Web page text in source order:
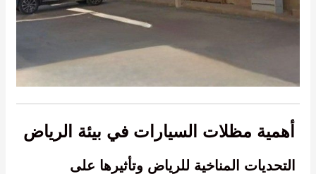
أهمية مظلات السيارات في بيئة الرياض
التحديات المناخية للرياض وتأثيرها على